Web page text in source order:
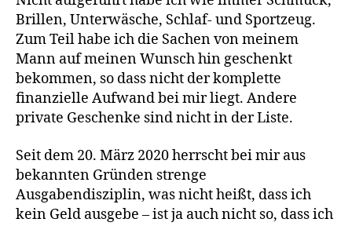
Brillen, Unterwäsche, Schlaf- und Sportzeug.
Zum Teil habe ich die Sachen von meinem
Mann auf meinen Wunsch hin geschenkt
bekommen, so dass nicht der komplette
finanzielle Aufwand bei mir liegt. Andere
private Geschenke sind nicht in der Liste.
Seit dem 20. März 2020 herrscht bei mir aus
bekannten Gründen strenge
Ausgabendisziplin, was nicht heißt, dass ich
kein Geld ausgebe – ist ja auch nicht so, dass ich